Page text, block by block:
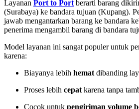
Layanan Port to Portberarti barang
(Surabaya) ke bandara tujuan (Kupang).
jawab mengantarkan barang ke bandara
penerima mengambil barang di bandara
Model layanan ini sangat populer untuk
karena:
Biayanya lebih hematdibanding
Proses lebih cepatkarena tanpa
Cocok untuk pengiriman volume